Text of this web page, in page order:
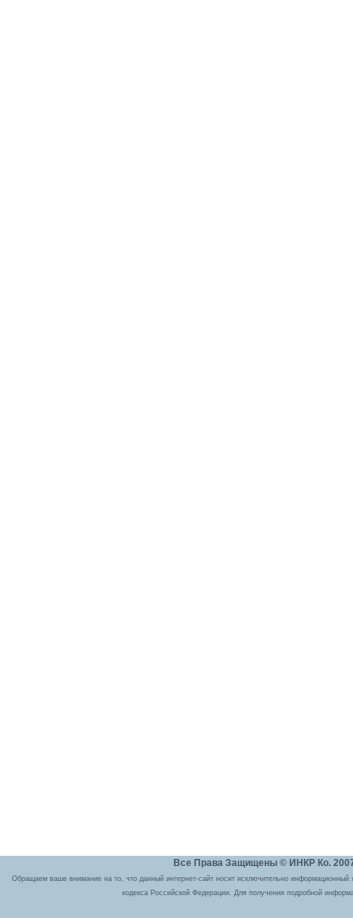
Все Права Защищены © ИНКР Ко.
Обращаем ваше внимание на то, что данный интернет-сайт носит исключительно
кодекса Российской Федерации. Для получения подробной